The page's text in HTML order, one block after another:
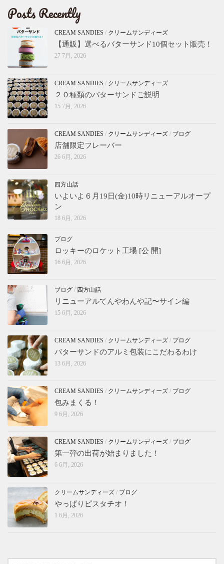
Posts Recently
CREAM SANDIES / クリームサンディーズ
【通販】選べるバターサンド10個セット販売！
27 7月, 2026
CREAM SANDIES / クリームサンディーズ
２０種類のバターサンドご説明
15 7月, 2026
CREAM SANDIES / クリームサンディーズ / ブログ
店舗限定フレーバー
26 6月, 2026
四方山話
いよいよ６月19日(金)10時リニューアルオープ
ン
18 6月, 2026
ブログ
ロッキーのロケット工場 [公 開]
16 6月, 2026
ブログ / 四方山話
リニューアルてんやわんや記〜サイン編
15 6月, 2026
CREAM SANDIES / クリームサンディーズ / ブログ
バターサンドのアルミ包装にこだわるわけ
13 6月, 2026
CREAM SANDIES / クリームサンディーズ / ブログ
包みまくる！
9 6月, 2026
CREAM SANDIES / クリームサンディーズ / ブログ
第一弾の出荷が始まりました！
6 6月, 2026
クリームサンディーズ / ブログ
やっぱりピスタチオ！
1 6月, 2026